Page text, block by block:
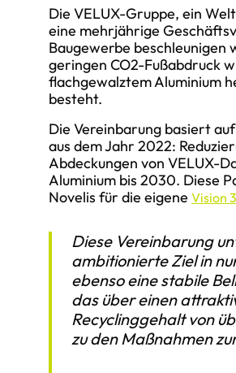
Die VELUX-Gruppe, ein
eine mehrjährige
Baugewerbe
geringen CO2-Fußabdruck
flachgewalztem Aluminium
besteht.
Die Vereinbarung basiert
aus dem Jahr 2022:
Abdeckungen von VELUX-
Aluminium bis 2030. Diese
Novelis für die eigene Vision
Diese Vereinbarung
ambitionierte Ziel in
ebenso eine stabile
das über einen
Recyclinggehalt von
zu den Maßnahmen